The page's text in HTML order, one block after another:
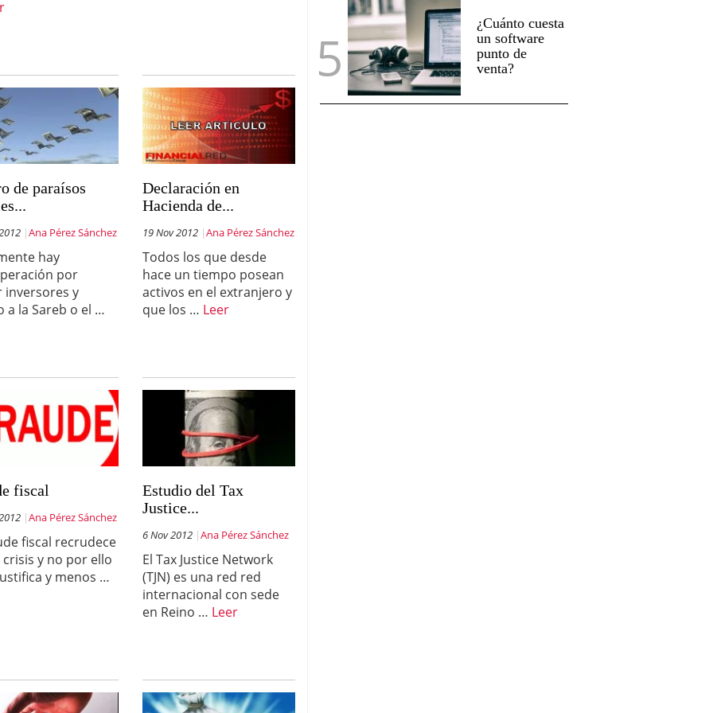
de paraísos
Ana Pérez Sánchez
hay
por
inversores y
a la Sareb o el …
Declaración en
Hacienda de...
19 Nov 2012 Ana Pérez Sánchez
Todos los que desde
hace un tiempo posean
activos en el extranjero y
que los … Leer
fiscal
Ana Pérez Sánchez
fiscal recrudece
crisis y no por ello
y menos …
Estudio del Tax
Justice...
6 Nov 2012 Ana Pérez Sánchez
El Tax Justice Network
(TJN) es una red red
internacional con sede
en Reino … Leer
¿Cuánto cuesta
un software
punto de
venta?